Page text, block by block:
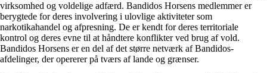
virksomhed og voldelige adfærd. Bandidos Horsens medlemmer er
berygtede for deres involvering i ulovlige aktiviteter som
narkotikahandel og afpresning. De er kendt for deres territoriale
kontrol og deres evne til at håndtere konflikter ved brug af vold.
Bandidos Horsens er en del af det større netværk af Bandidos-
afdelinger, der opererer på tværs af lande og grænser.